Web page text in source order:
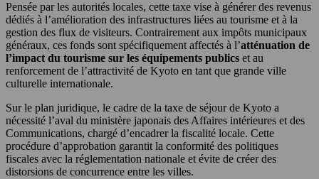
Pensée par les autorités locales, cette taxe vise à générer des revenus
dédiés à l’amélioration des infrastructures liées au tourisme et à la
gestion des flux de visiteurs. Contrairement aux impôts municipaux
généraux, ces fonds sont spécifiquement affectés à l’atténuation de
l’impact du tourisme sur les équipements publics et au
renforcement de l’attractivité de Kyoto en tant que grande ville
culturelle internationale.
Sur le plan juridique, le cadre de la taxe de séjour de Kyoto a
nécessité l’aval du ministère japonais des Affaires intérieures et des
Communications, chargé d’encadrer la fiscalité locale. Cette
procédure d’approbation garantit la conformité des politiques
fiscales avec la réglementation nationale et évite de créer des
distorsions de concurrence entre les villes.